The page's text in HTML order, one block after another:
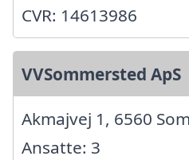
CVR: 14613986
VVSommersted ApS
Akmajvej 1, 6560
Ansatte: 3